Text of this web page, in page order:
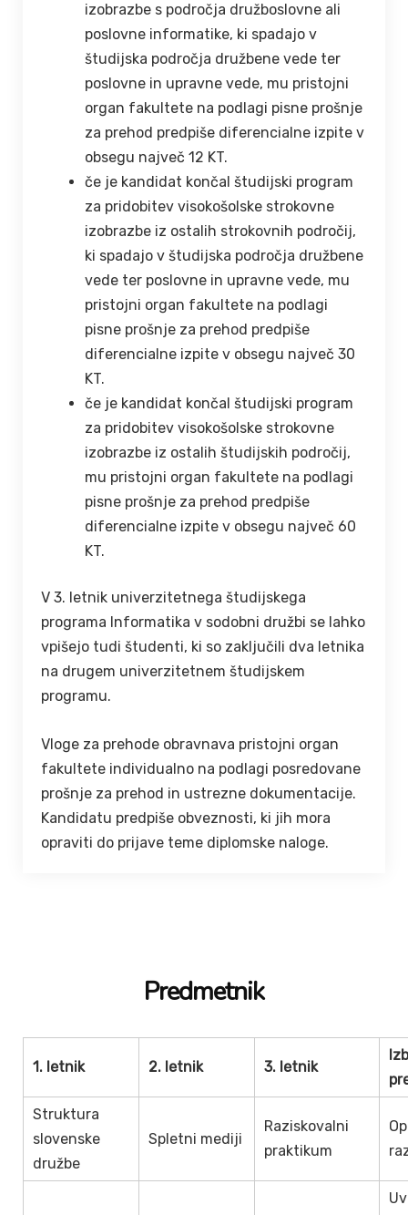
izobrazbe s področja družboslovne ali
poslovne informatike, ki spadajo v
študijska področja družbene vede ter
poslovne in upravne vede, mu pristojni
organ fakultete na podlagi pisne prošnje
za prehod predpiše diferencialne izpite v
obsegu največ 12 KT.
če je kandidat končal študijski program
za pridobitev visokošolske strokovne
izobrazbe iz ostalih strokovnih področij,
ki spadajo v študijska področja družbene
vede ter poslovne in upravne vede, mu
pristojni organ fakultete na podlagi
pisne prošnje za prehod predpiše
diferencialne izpite v obsegu največ 30
KT.
če je kandidat končal študijski program
za pridobitev visokošolske strokovne
izobrazbe iz ostalih študijskih področij,
mu pristojni organ fakultete na podlagi
pisne prošnje za prehod predpiše
diferencialne izpite v obsegu največ 60
KT.
V 3. letnik univerzitetnega študijskega
programa Informatika v sodobni družbi se lahko
vpišejo tudi študenti, ki so zaključili dva letnika
na drugem univerzitetnem študijskem
programu.
Vloge za prehode obravnava pristojni organ
fakultete individualno na podlagi posredovane
prošnje za prehod in ustrezne dokumentacije.
Kandidatu predpiše obveznosti, ki jih mora
opraviti do prijave teme diplomske naloge.
Predmetnik
1. letnik 2. letnik 3. letnik
Struktura
slovenske
družbe
Spletni mediji
Raziskovalni
praktikum